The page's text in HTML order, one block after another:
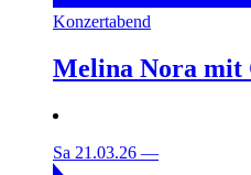
Konzertabend
Melina Nora mit
Sa 21.03.26 —